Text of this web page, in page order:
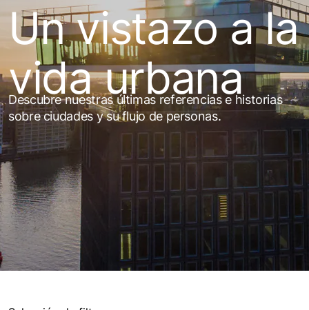
Un vistazo a la
vida urbana
Descubre nuestras últimas referencias e historias
sobre ciudades y su flujo de personas.